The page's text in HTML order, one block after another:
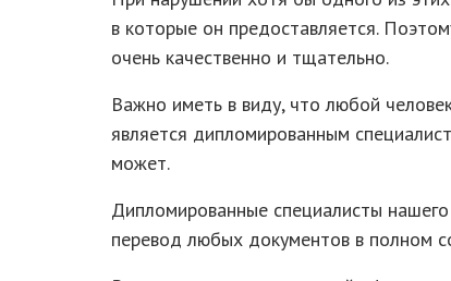
в которые он предоставляется.
очень качественно и тщательно.
Важно иметь в виду, что любой
является дипломированным
может.
Дипломированные специалисты
перевод любых документов в полном